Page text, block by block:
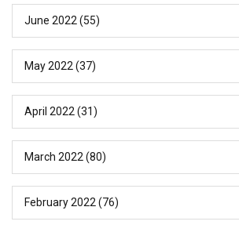
June 2022 (55)
May 2022 (37)
April 2022 (31)
March 2022 (80)
February 2022 (76)